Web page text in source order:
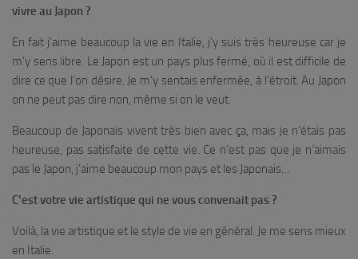
vivre au Japon ?
En fait j’aime beaucoup la vie en Italie, j’y suis très heureuse car je
m’y sens libre. Le Japon est un pays plus fermé, où il est difficile de
dire ce que l’on désire. Je m’y sentais enfermée, à l’étroit. Au Japon
on ne peut pas dire non, même si on le veut.
Beaucoup de Japonais vivent très bien avec ça, mais je n’étais pas
heureuse, pas satisfaite de cette vie. Ce n’est pas que je n’aimais
pas le Japon, j’aime beaucoup mon pays et les Japonais…
C’est votre vie artistique qui ne vous convenait pas ?
Voilà, la vie artistique et le style de vie en général. Je me sens mieux
en Italie.